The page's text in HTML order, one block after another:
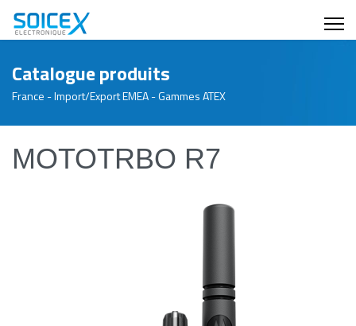
Catalogue produits
France - Import/Export EMEA - Gammes ATEX
MOTOTRBO R7